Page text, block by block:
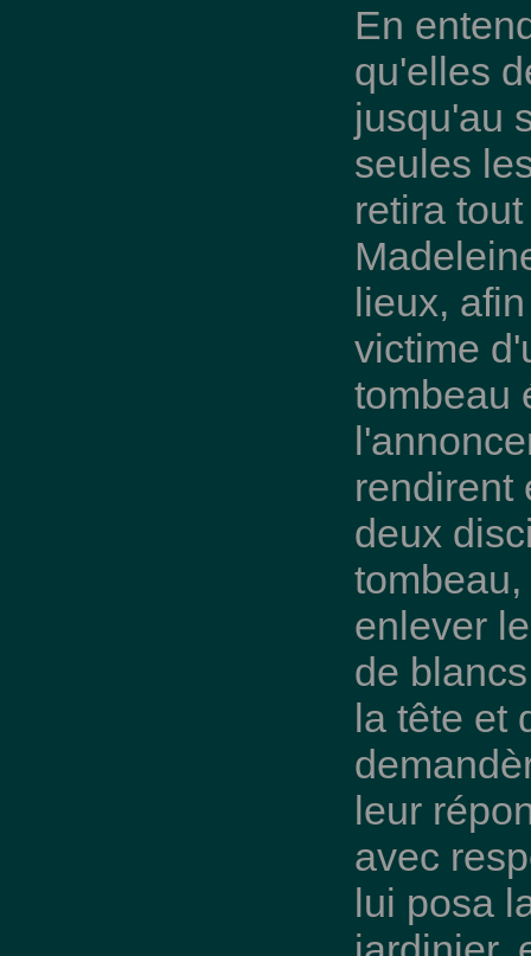
En
qu'elles
jusqu'au
seules
retira
lieux,
victime
tombeau
rendirent
deux
enlever
de
la tête et
leur
avec
lui posa